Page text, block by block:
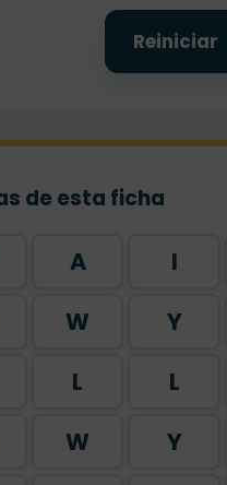
Reiniciar
de esta ficha
A I
W Y
L L
W Y